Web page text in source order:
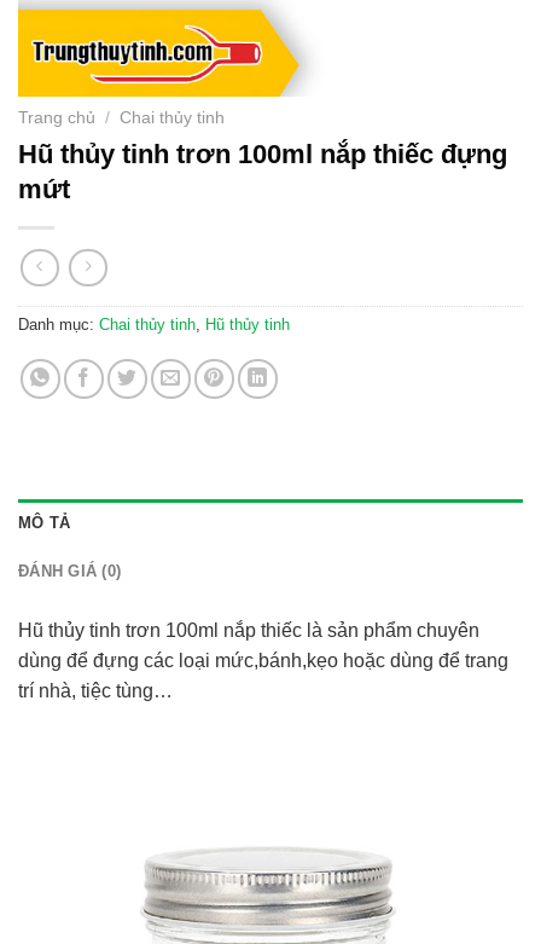
Trang chủ / Chai thủy tinh
Hũ thủy tinh trơn 100ml nắp thiếc đựng
mứt
Danh mục: Chai thủy tinh, Hũ thủy tinh
MÔ TẢ
ĐÁNH GIÁ (0)
Hũ thủy tinh trơn 100ml nắp thiếc là sản phẩm chuyên
dùng để đựng các loại mức,bánh,kẹo hoặc dùng để trang
trí nhà, tiệc tùng…